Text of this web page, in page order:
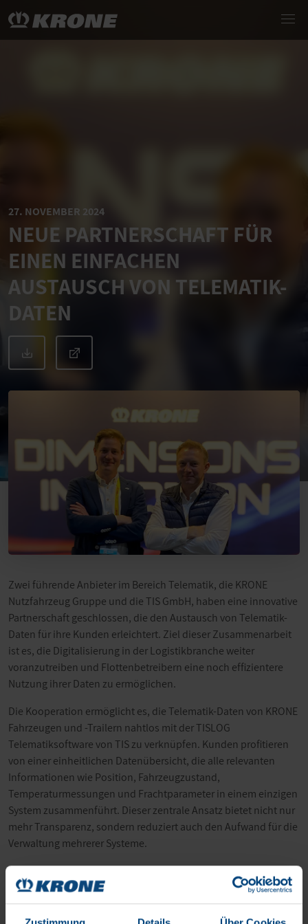
27. NOVEMBER 2024
NEUE PARTNERSCHAFT FÜR
EINEN EINFACHEN
AUSTAUSCH VON TELEMATIK-
DATEN
Zwei führende Anbieter im Bereich Telematik, die KRONE
Nutzfahrzeug Gruppe und die TIS GmbH, haben eine innovative
Partnerschaft geschlossen, die den Austausch von Telematik-
Daten für ihre Kunden erleichtert. Ziel dieser Zusammenarbeit
ist es, die Digitalisierung in der Logistikbranche weiter
voranzutreiben und Flottenbetreibern eine noch effizientere
Nutzung ihrer Daten zu ermöglichen.
Die Kooperation ermöglicht es, die Telematik-Daten von KRONE
Fahrzeugen und -Trailern nahtlos mit der TISLOG
Telematiksoftware von TIS zu verknüpfen. Kunden profitieren
von einer einheitlichen Datenübersicht, die alle relevanten
Informationen wie Position, Fahrzeugzustand,
Temperaturmessungen und Frachtparameter in einem einzigen
System zusammenführt. Dieser zentrale Ansatz bietet nicht nur
mehr Transparenz, sondern reduziert auch den Aufwand für die
Verwaltung mehrerer Systeme.
„Mit TIS haben wir einen starken Partner an unserer Seite, um
unsere Kunden bei der Digitalisierung ihrer Logistikprozesse zu
unterstützen“, sagt Maximilian Birle, Head of KRONE Telematics.
„Durch diese Partnerschaft schaffen wir die Grundlage für eine